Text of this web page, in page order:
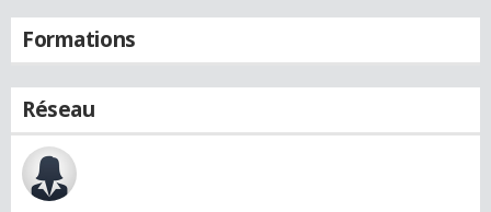
Formations
Réseau